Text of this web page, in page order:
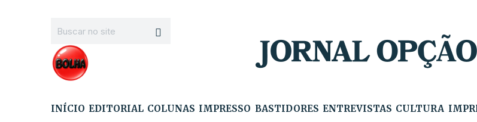
INÍCIO EDITORIAL COLUNAS IMPRESSO BASTIDORES ENTREVISTAS CULTURA